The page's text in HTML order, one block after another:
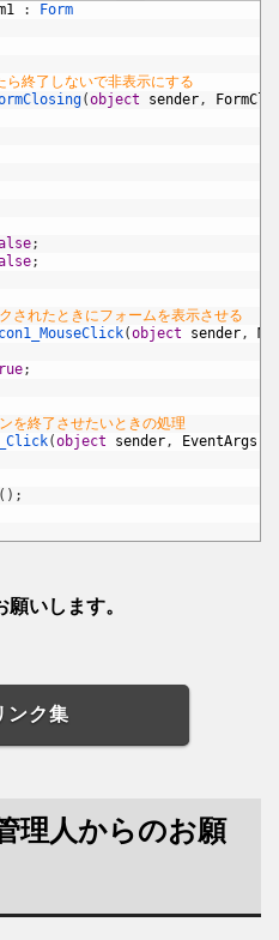
:
Form
終了しないで非表示にする
(object sender,
;
;
れたときにフォームを表示させる
(object sender,
;
を終了させたいときの処理
(object sender, EventArgs
( ) ;
いします。
ンク集
理人からのお願